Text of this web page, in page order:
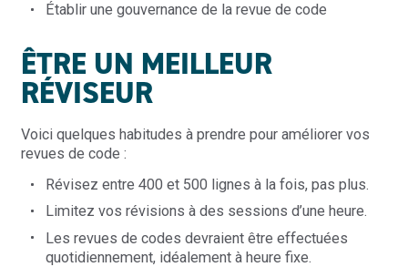
Établir une gouvernance de la revue de code
ÊTRE UN MEILLEUR
RÉVISEUR
Voici quelques habitudes à prendre pour améliorer vos
revues de code :
Révisez entre 400 et 500 lignes à la fois, pas plus.
Limitez vos révisions à des sessions d’une heure.
Les revues de codes devraient être effectuées
quotidiennement, idéalement à heure fixe.